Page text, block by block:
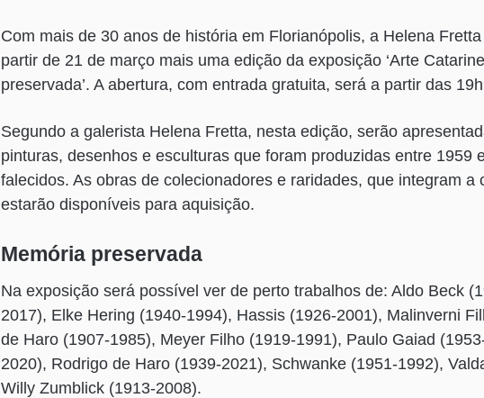
Com mais de 30 anos de história em Florianópolis, a Helena
partir de 21 de março mais uma edição da exposição ‘Arte
preservada’. A abertura, com entrada gratuita, será a partir das
Segundo a galerista Helena Fretta, nesta edição, serão
pinturas, desenhos e esculturas que foram produzidas entre 1959
falecidos. As obras de colecionadores e raridades, que integram a
estarão disponíveis para aquisição.
Memória preservada
Na exposição será possível ver de perto trabalhos de: Aldo Beck
2017), Elke Hering (1940-1994), Hassis (1926-2001), Malinverni
de Haro (1907-1985), Meyer Filho (1919-1991), Paulo Gaiad
2020), Rodrigo de Haro (1939-2021), Schwanke (1951-1992),
Willy Zumblick (1913-2008).